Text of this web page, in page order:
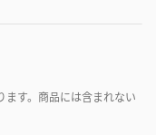
す。商品には含まれない